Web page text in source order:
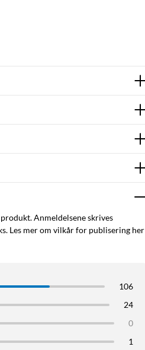
Anmeldelsene skrives
Les mer om vilkår for publisering her
106
24
0
1